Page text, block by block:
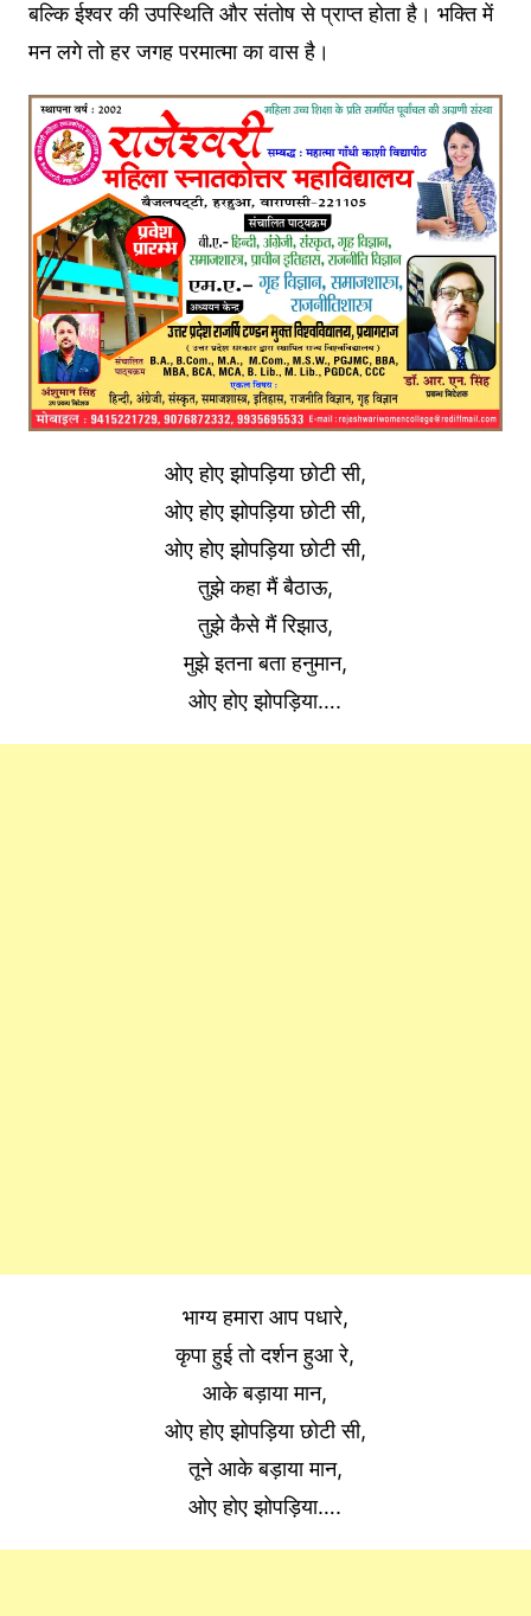
बल्कि ईश्वर की उपस्थिति और संतोष से प्राप्त होता है। भक्ति में
मन लगे तो हर जगह परमात्मा का वास है।
ओए होए झोपड़िया छोटी सी,
ओए होए झोपड़िया छोटी सी,
ओए होए झोपड़िया छोटी सी,
तुझे कहा मैं बैठाऊ,
तुझे कैसे मैं रिझाउ,
मुझे इतना बता हनुमान,
ओए होए झोपड़िया….
भाग्य हमारा आप पधारे,
कृपा हुई तो दर्शन हुआ रे,
आके बड़ाया मान,
ओए होए झोपड़िया छोटी सी,
तूने आके बड़ाया मान,
ओए होए झोपड़िया….